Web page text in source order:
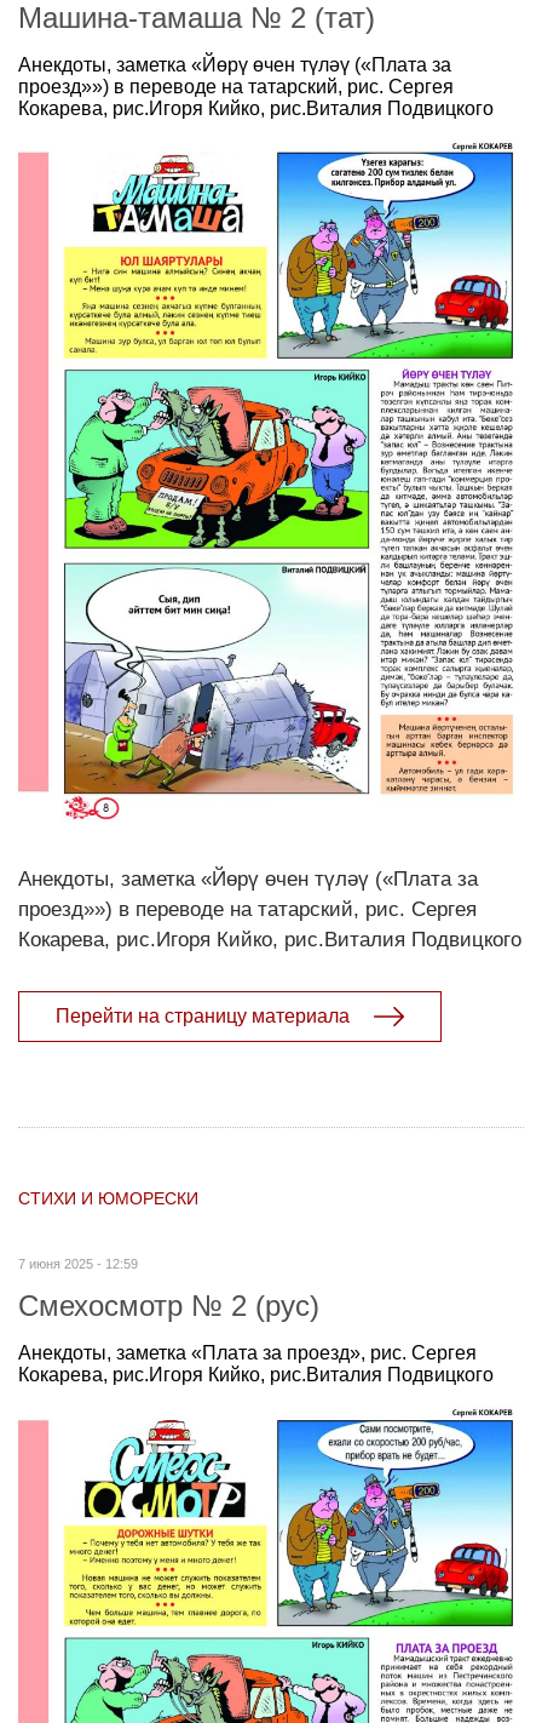
Машина-тамаша № 2 (тат)
Анекдоты, заметка «Йөрү өчен түләү («Плата за
проезд»») в переводе на татарский, рис. Сергея
Кокарева, рис.Игоря Кийко, рис.Виталия Подвицкого
Анекдоты, заметка «Йөрү өчен түләү («Плата за
проезд»») в переводе на татарский, рис. Сергея
Кокарева, рис.Игоря Кийко, рис.Виталия Подвицкого
Перейти на страницу материала
СТИХИ И ЮМОРЕСКИ
7 июня 2025 - 12:59
Смехосмотр № 2 (рус)
Анекдоты, заметка «Плата за проезд», рис. Сергея
Кокарева, рис.Игоря Кийко, рис.Виталия Подвицкого